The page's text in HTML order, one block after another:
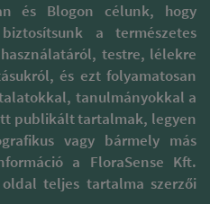
és Blogon célunk, hogy
a természetes
testre, lélekre
és ezt folyamatosan
tanulmányokkal a
publikált tartalmak, legyen
vagy bármely más
a FloraSense Kft.
teljes tartalma szerzői